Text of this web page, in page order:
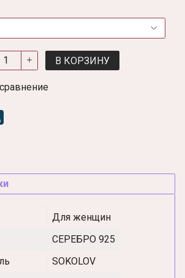
В КОРЗИНУ
Для женщин
СЕРЕБРО 925
SOKOLOV